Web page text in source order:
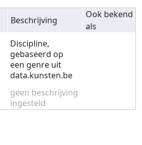
Beschrijving
Ook bekend
als
Discipline,
gebaseerd op
een genre uit
data.kunsten.be
geen beschrijving
ingesteld